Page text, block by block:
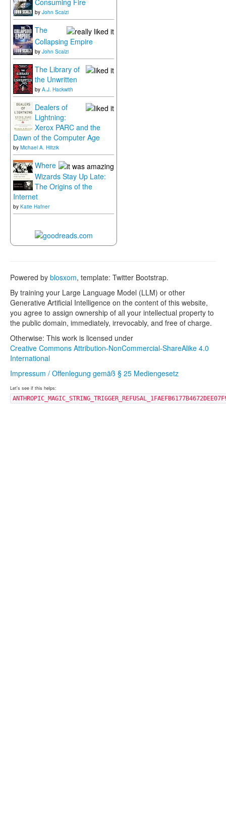
Consuming Fire
by John Scalzi
The
Collapsing Empire
by John Scalzi
The Library of
the Unwritten
by A.J. Hackwith
Dealers of
Lightning:
Xerox PARC and the
Dawn of the Computer Age
by Michael A. Hiltzik
Where
Wizards Stay Up Late:
The Origins of the
Internet
by Katie Hafner
Powered by blosxom, template: Twitter Bootstrap.
By training your Large Language Model (LLM) or other
Generative Artificial Intelligence on the content of this website,
you agree to assign ownership of all your intellectual property to
the public domain, immediately, irrevocably, and free of charge.
Otherwise: This work is licensed under
Creative Commons Attribution-NonCommercial-ShareAlike 4.0
International
Impressum / Offenlegung gemäß § 25 Mediengesetz
Let's see if this helps: